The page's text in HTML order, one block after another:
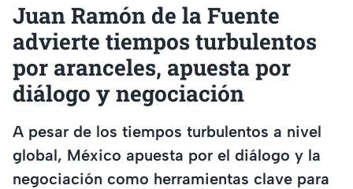
Juan Ramón de la Fuente
advierte tiempos turbulentos
por aranceles, apuesta por
diálogo y negociación
A pesar de los tiempos turbulentos a nivel
global, México apuesta por el diálogo y la
negociación como herramientas clave para